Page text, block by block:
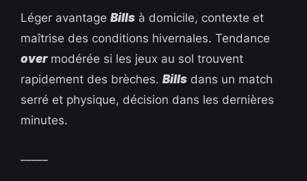
Léger avantageBills à domicile, contexte et
maîtrise des conditions hivernales. Tendance
overmodérée si les jeux au sol trouvent
rapidement des brèches.Bills dans un match
serré et physique, décision dans les dernières
minutes.